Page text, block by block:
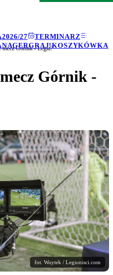
2026/27
TERMINARZ
GRAJ!KOSZYKÓWKA
mecz Górnik - Legia?
Górnik -
fot. Woytek / Legionisci.com